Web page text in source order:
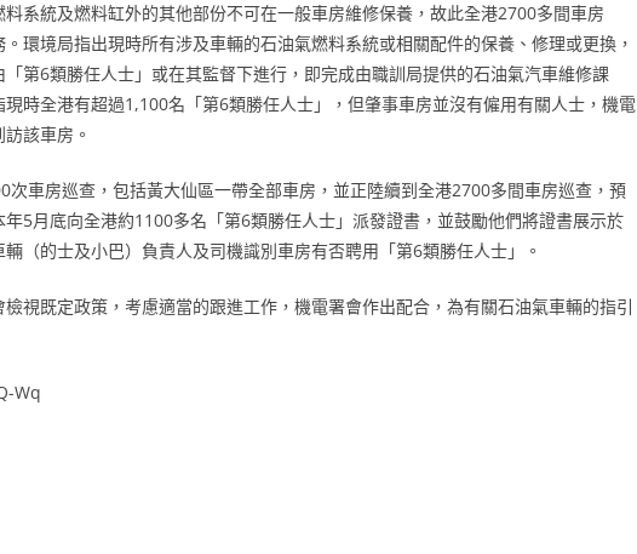
系統及燃料缸外的其他部份不可在一般車房維修保養，故此全港2700多間車房
環境局指出現時所有涉及車輛的石油氣燃料系統或相關配件的保養、修理或更換，
第6類勝任人士」或在其監督下進行，即完成由職訓局提供的石油氣汽車維修課
時全港有超過1,100名「第6類勝任人士」，但肇事車房並沒有僱用有關人士，機電
該車房。
次車房巡查，包括黃大仙區一帶全部車房，並正陸續到全港2700多間車房巡查，預
5月底向全港約1100多名「第6類勝任人士」派發證書，並鼓勵他們將證書展示於
（的士及小巴）負責人及司機識別車房有否聘用「第6類勝任人士」。
視既定政策，考慮適當的跟進工作，機電署會作出配合，為有關石油氣車輛的指引
Wq